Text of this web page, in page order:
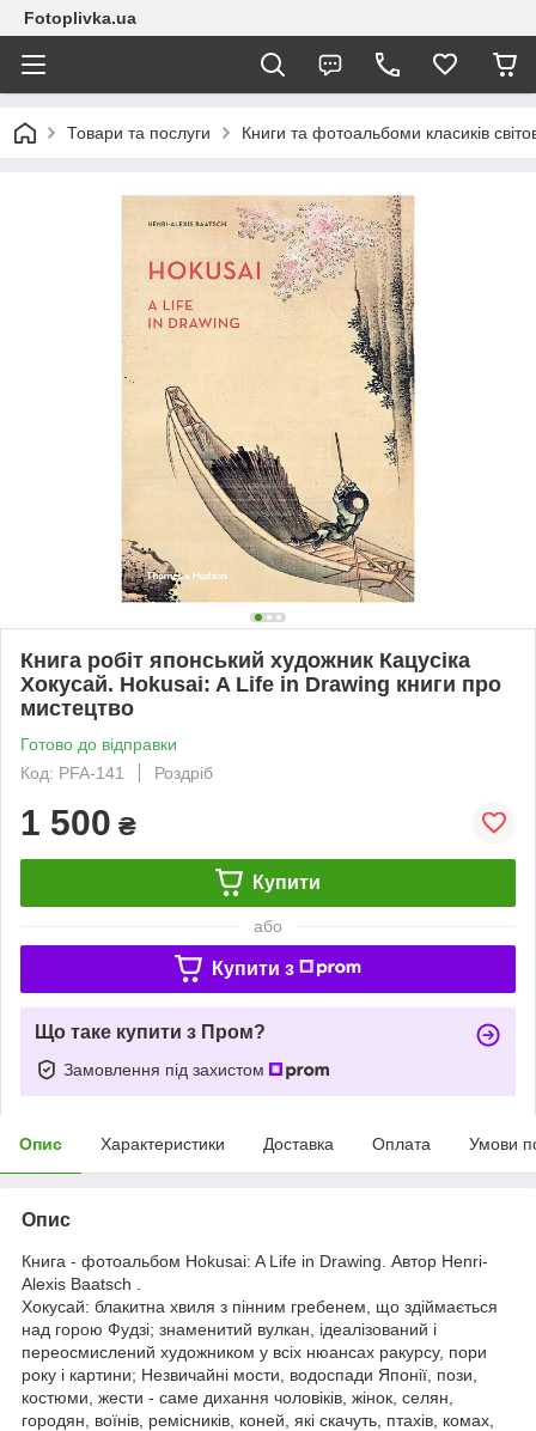
Fotoplivka.ua
Товари та послуги Книги та фотоальбоми класиків
Книга робіт японський художник Кацусіка
Хокусай. Hokusai: A Life in Drawing книги про
мистецтво
Готово до відправки
Код: PFA-141
Роздріб
1 500 ₴
Купити
або
Купити з
Що таке купити з Пром?
Замовлення під захистом
Опис Характеристики Доставка Оплата Умови
Опис
Книга - фотоальбом Hokusai: A Life in Drawing. Автор Henri-
Alexis Baatsch .
Хокусай: блакитна хвиля з пінним гребенем, що здіймається
над горою Фудзі; знаменитий вулкан, ідеалізований і
переосмислений художником у всіх нюансах ракурсу, пори
року і картини; Незвичайні мости, водоспади Японії, пози,
костюми, жести - саме дихання чоловіків, жінок, селян,
городян, воїнів, ремісників, коней, які скачуть, птахів, комах,